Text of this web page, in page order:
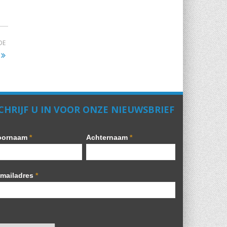
U IN VOOR ONZE NIEUWSBRIEF
* Achternaam *
*